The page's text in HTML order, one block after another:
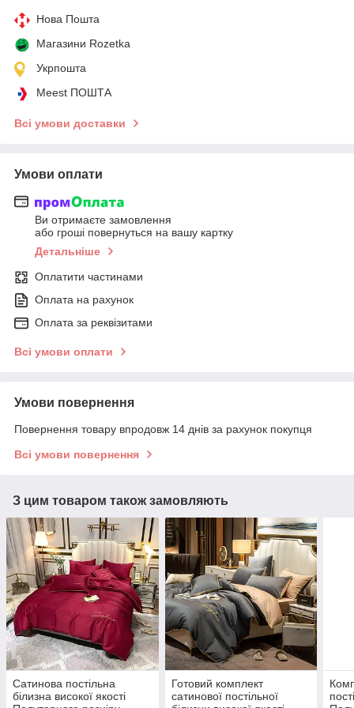
Нова Пошта
Магазини Rozetka
Укрпошта
Meest ПОШТА
Всі умови доставки
Умови оплати
Ви отримаєте замовлення
або гроші повернуться на вашу картку
Детальніше
Оплатити частинами
Оплата на рахунок
Оплата за реквізитами
Всі умови оплати
Умови повернення
Повернення товару впродовж 14 днів за рахунок покупця
Всі умови повернення
З цим товаром також замовляють
Сатинова постільна
білизна високої якості
Готовий комплект
сатинової постільної